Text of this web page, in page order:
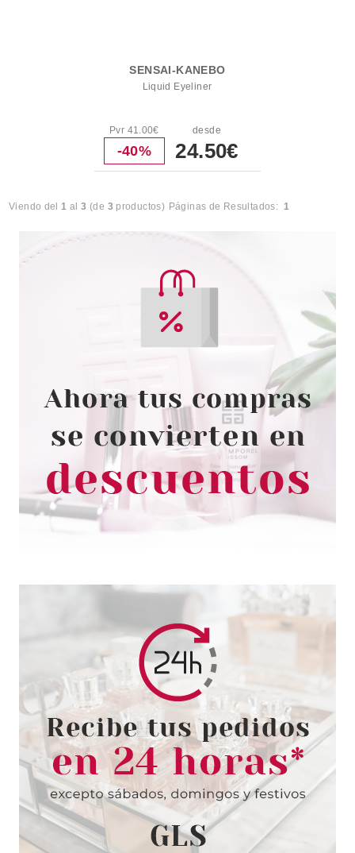
SENSAI-KANEBO
Liquid Eyeliner
Pvr 41.00€
-40%
desde
24.50€
Viendo del1 al3 (de 3 productos) Páginas de Resultados: 1